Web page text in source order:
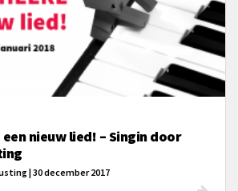
een nieuw lied! – Singin door
| 30 december 2017